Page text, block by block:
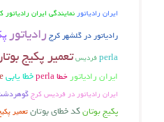
ایران رادیاتورنمایندگی ایران رادیاتور
رادیاتور در گلشهر کرج رادیاتور
perlaفردیستعمیر پکیج
ایران رادیاتورخطا perla خطا یابی
ایران رادیاتور در فردیس کرج
پکیج بوتانکد خطای بوتانتعمیر